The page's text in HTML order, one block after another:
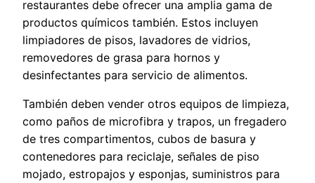
restaurantes debe ofrecer una amplia gama de
productos químicos también. Estos incluyen
limpiadores de pisos, lavadores de vidrios,
removedores de grasa para hornos y
desinfectantes para servicio de alimentos.
También deben vender otros equipos de limpieza,
como paños de microfibra y trapos, un fregadero
de tres compartimentos, cubos de basura y
contenedores para reciclaje, señales de piso
mojado, estropajos y esponjas, suministros para